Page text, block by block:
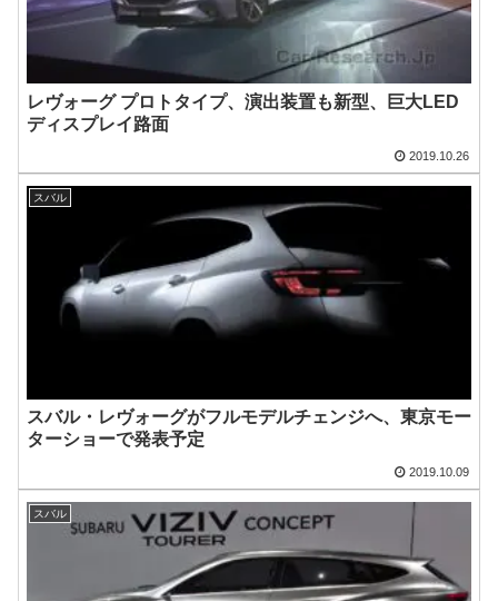
レヴォーグ プロトタイプ、演出装置も新型、巨大LED
ディスプレイ路面
2019.10.26
スバル
スバル・レヴォーグがフルモデルチェンジへ、東京モー
ターショーで発表予定
2019.10.09
スバル